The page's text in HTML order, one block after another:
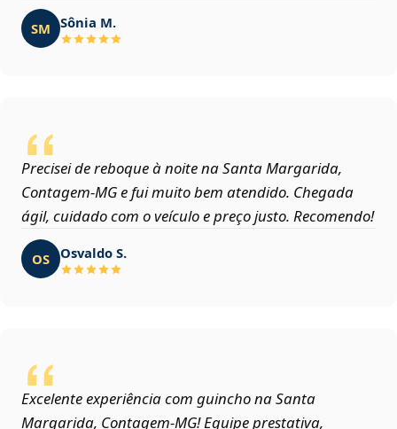
SM Sônia M.
Precisei de reboque à noite na Santa Margarida,
Contagem‑MG e fui muito bem atendido. Chegada
ágil, cuidado com o veículo e preço justo. Recomendo!
OS Osvaldo S.
Excelente experiência com guincho na Santa
Margarida, Contagem‑MG! Equipe prestativa,